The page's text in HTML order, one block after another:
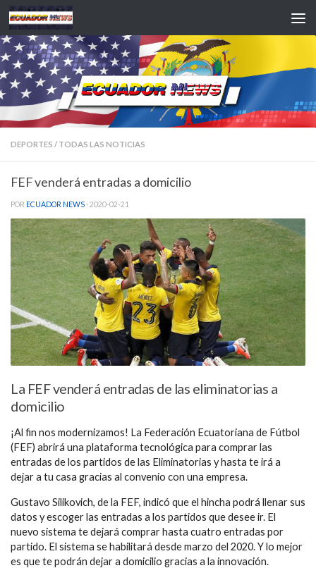
Saltar al contenido
DEPORTES / TODAS LAS NOTICIAS
FEF venderá entradas a domicilio
POR ECUADOR NEWS · 2020-02-21
La FEF venderá entradas de las eliminatorias a
domicilio
¡Al fin nos modernizamos! La Federación Ecuatoriana de Fútbol
(FEF) abrirá una plataforma tecnológica para comprar las
entradas de los partidos de las Eliminatorias y hasta te irá a
dejar a tu casa gracias al convenio con una empresa.
Gustavo Silikovich, de la FEF, indicó que el hincha podrá llenar sus
datos y escoger las entradas a los partidos que desee ir. El
nuevo sistema te dejará comprar hasta cuatro entradas por
partido. El sistema se habilitará desde marzo del 2020. Y lo mejor
es que te podrán dejar a domicilio gracias a la innovación.